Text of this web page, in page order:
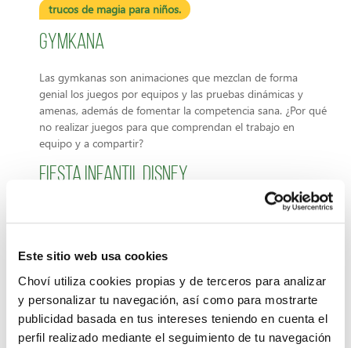
Este sitio web usa cookies
Choví utiliza cookies propias y de terceros para analizar
y personalizar tu navegación, así como para mostrarte
publicidad basada en tus intereses teniendo en cuenta el
perfil realizado mediante el seguimiento de tu navegación
trucos de magia para niños.
Gymkana
Las gymkanas son animaciones que mezclan de forma
genial los juegos por equipos y las pruebas dinámicas y
amenas, además de fomentar la competencia sana. ¿Por qué
no realizar juegos para que comprendan el trabajo en
equipo y a compartir?
Fiesta infantil Disney
Para terminar, otra fiesta de fin de curso perfecta para
nuestros pequeños puede ser una fiesta infantil dedicada al
disfraces, podremos ver increíbles personajes Disney como
Ariel, Aladdin o Vaiana en una fiesta de lo más especial.
Si quieres más ideas para que los peques de la casa se
diviertan entra en nuestro blog de
Choví
y descubre
múltiples opciones de entretenimiento y un sinfín de